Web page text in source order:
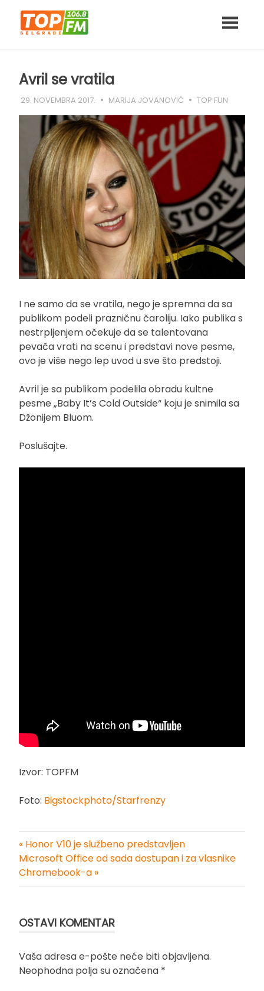
content
Avril se vratila
29. NOVEMBRA 2017. MARIJA JOVANOVIĆ TOP FUN
I ne samo da se vratila, nego je spremna da sa
publikom podeli prazničnu čaroliju. Iako publika s
nestrpljenjem očekuje da se talentovana
pevača vrati na scenu i predstavi nove pesme,
ovo je više nego lep uvod u sve što predstoji.
Avril je sa publikom podelila obradu kultne
pesme „Baby It’s Cold Outside“ koju je snimila sa
Džonijem Bluom.
Poslušajte.
Izvor: TOPFM
Foto: Bigstockphoto/Starfrenzy
Kretanje
članka
« Honor V10 je službeno predstavljen
Microsoft Office od sada dostupan i za vlasnike
Chromebook-a »
OSTAVI KOMENTAR
Vaša adresa e-pošte neće biti objavljena.
Neophodna polja su označena *